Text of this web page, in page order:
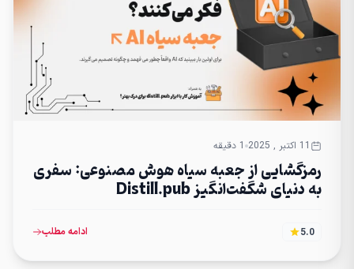
11 اکتبر , 2025 1 دقیقه
رمزگشایی از جعبه سیاه هوش مصنوعی: سفری
به دنیای شگفت‌انگیز Distill.pub
5.0 ادامه مطلب